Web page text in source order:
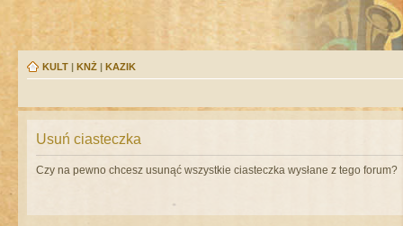
KULT | KNŻ | KAZIK
Usuń ciasteczka
Czy na pewno chcesz usunąć wszystkie ciasteczka wysłane z tego forum?